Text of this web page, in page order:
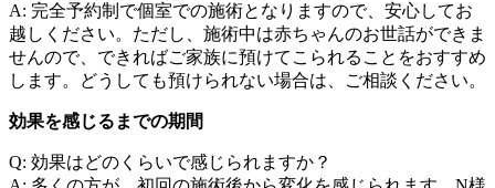
A: 完全予約制で個室での施術となりますので、安心してお
越しください。ただし、施術中は赤ちゃんのお世話ができま
せんので、できればご家族に預けてこられることをおすすめ
します。どうしても預けられない場合は、ご相談ください。
効果を感じるまでの期間
Q: 効果はどのくらいで感じられますか？